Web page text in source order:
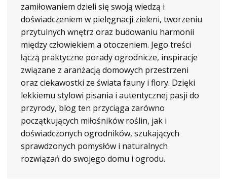
zamiłowaniem dzieli się swoją wiedzą i
doświadczeniem w pielęgnacji zieleni, tworzeniu
przytulnych wnętrz oraz budowaniu harmonii
między człowiekiem a otoczeniem. Jego treści
łączą praktyczne porady ogrodnicze, inspiracje
związane z aranżacją domowych przestrzeni
oraz ciekawostki ze świata fauny i flory. Dzięki
lekkiemu stylowi pisania i autentycznej pasji do
przyrody, blog ten przyciąga zarówno
początkujących miłośników roślin, jak i
doświadczonych ogrodników, szukających
sprawdzonych pomysłów i naturalnych
rozwiązań do swojego domu i ogrodu.